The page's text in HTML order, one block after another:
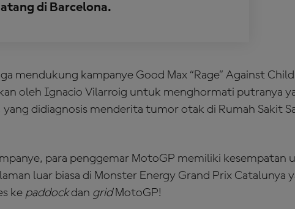
di Barcelona.
mendukung kampanye Good Max “Rage” Against
oleh Ignacio Vilarroig untuk menghormati putranya
yang didiagnosis menderita tumor otak di Rumah Sakit
para penggemar MotoGP memiliki kesempatan
luar biasa di Monster Energy Grand Prix Catalunya
ke paddockdan gridMotoGP!